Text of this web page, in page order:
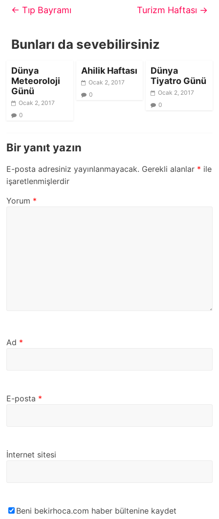
← Tıp Bayramı Turizm Haftası →
Bunları da sevebilirsiniz
Dünya
Meteoroloji
Günü
Ocak 2, 2017
0
Ahilik Haftası
Ocak 2, 2017
0
Dünya
Tiyatro Günü
Ocak 2, 2017
0
Bir yanıt yazın
E-posta adresiniz yayınlanmayacak. Gerekli alanlar * ile
işaretlenmişlerdir
Yorum *
Ad *
E-posta *
İnternet sitesi
Beni bekirhoca.com haber bültenine kaydet